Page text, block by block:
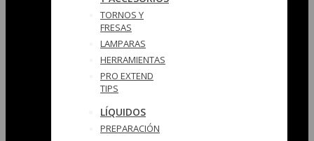
TORNOS Y
FRESAS
LAMPARAS
HERRAMIENTAS
PRO EXTEND
TIPS
LÍQUIDOS
PREPARACIÓN